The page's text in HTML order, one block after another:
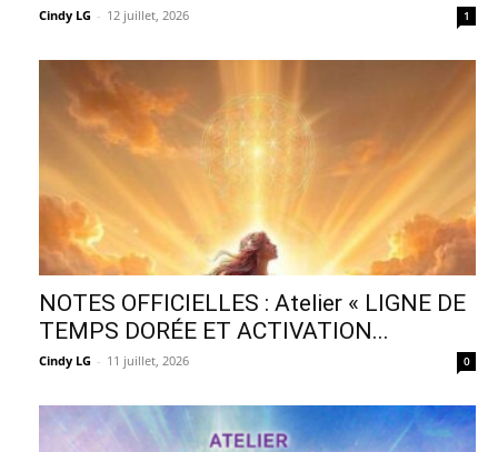
Cindy LG - 12 juillet, 2026 1
NOTES OFFICIELLES : Atelier « LIGNE DE
TEMPS DORÉE ET ACTIVATION...
Cindy LG - 11 juillet, 2026 0